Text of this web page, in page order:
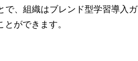
で、組織はブレンド型学習導入ガ
ができます。